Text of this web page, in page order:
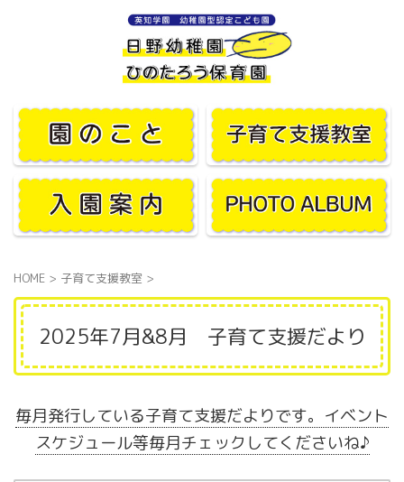
HOME > 子育て支援教室 >
2025年7月&8月 子育て支援だより
毎月発行している子育て支援だよりです。イベント
スケジュール等毎月チェックしてくださいね♪